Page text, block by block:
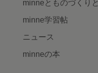
minneとものづくりと
minne学習帖
ニュース
minneの本